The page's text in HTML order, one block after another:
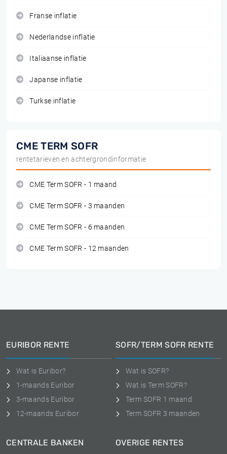
Franse inflatie
Nederlandse inflatie
Italiaanse inflatie
Japanse inflatie
Turkse inflatie
CME TERM SOFR
rentetarieven en achtergrondinformatie
CME Term SOFR - 1 maand
CME Term SOFR - 3 maanden
CME Term SOFR - 6 maanden
CME Term SOFR - 12 maanden
EURIBOR RENTE
Wat is Euribor?
1-maands Euribor
3-maands Euribor
12-maands Euribor
SOFR/TERM SOFR RENTE
Wat is SOFR?
Wat is Term SOFR?
Term SOFR 1 maand
Term SOFR 3 maanden
CENTRALE BANKEN OVERIGE RENTES